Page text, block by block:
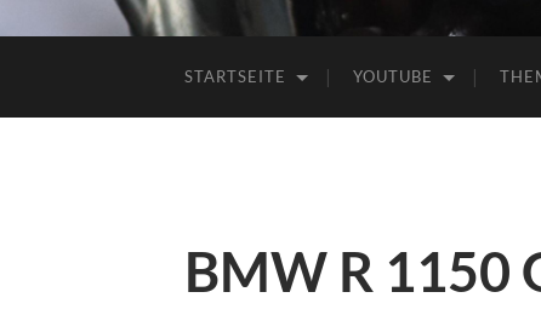
STARTSEITE YOUTUBE
BMW R 1150